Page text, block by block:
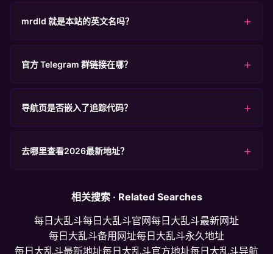
mrdld 就是本站的英文名吗？
官方 Telegram 群链接在哪？
导航页是否嵌入了追踪代码？
去哪里查看2026最新地址？
相关搜索 · Related Searches
每日大乱斗每日大乱斗官网每日大乱斗最新网址
每日大乱斗备用网址每日大乱斗永久地址
每日大乱斗最新地址每日大乱斗官方地址每日大乱斗导航